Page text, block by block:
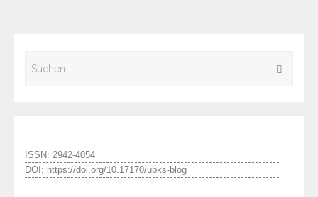
ISSN: 2942-4054
DOI: https://doi.org/10.17170/ubks-blog